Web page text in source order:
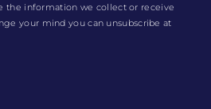
the information we collect or receive
your mind you can unsubscribe at